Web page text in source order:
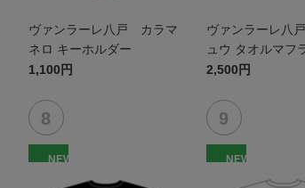
ヴァンラーレ八戸 カラマ
ネロ キーホルダー
1,100円
ヴァンラーレ八
ュウ タオルマフ
2,500円
NEW NEW